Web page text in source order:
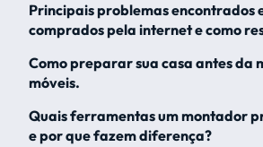
Principais problemas encontrados
comprados pela internet e como
Como preparar sua casa antes da
móveis.
Quais ferramentas um montador
e por que fazem diferença?